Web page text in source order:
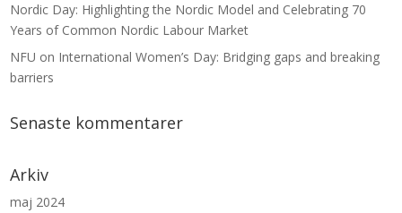
Nordic Day: Highlighting the Nordic Model and Celebrating 70
Years of Common Nordic Labour Market
NFU on International Women’s Day: Bridging gaps and breaking
barriers
Senaste kommentarer
Arkiv
maj 2024